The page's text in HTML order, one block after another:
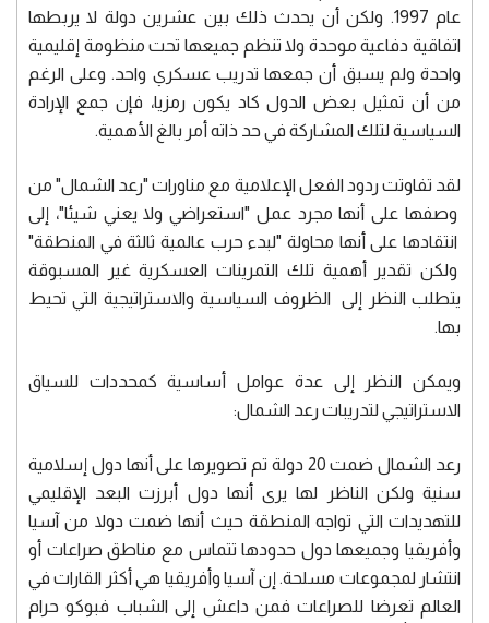
عام 1997. ولكن أن يحدث ذلك بين عشرين دولة لا يربطها
اتفاقية دفاعية موحدة ولا تنظم جميعها تحت منظومة إقليمية
واحدة ولم يسبق أن جمعها تدريب عسكري واحد. وعلى الرغم
من أن تمثيل بعض الدول كاد يكون رمزيا، فإن جمع الإرادة
السياسية لتلك المشاركة في حد ذاته أمر بالغ الأهمية.
لقد تفاوتت ردود الفعل الإعلامية مع مناورات "رعد الشمال" من
وصفها على أنها مجرد عمل "استعراضي ولا يعني شيئا"، إلى
انتقادها على أنها محاولة "لبدء حرب عالمية ثالثة في المنطقة"
ولكن تقدير أهمية تلك التمرينات العسكرية غير المسبوقة
يتطلب النظر إلى الظروف السياسية والاستراتيجية التي تحيط
بها.
ويمكن النظر إلى عدة عوامل أساسية كمحددات للسياق
الاستراتيجي لتدريبات رعد الشمال:
رعد الشمال ضمت 20 دولة تم تصويرها على أنها دول إسلامية
سنية ولكن الناظر لها يرى أنها دول أبرزت البعد الإقليمي
للتهديدات التي تواجه المنطقة حيث أنها ضمت دولا من آسيا
وأفريقيا وجميعها دول حدودها تتماس مع مناطق صراعات أو
انتشار لمجموعات مسلحة. إن آسيا وأفريقيا هي أكثر القارات في
العالم تعرضا للصراعات فمن داعش إلى الشباب فبوكو حرام